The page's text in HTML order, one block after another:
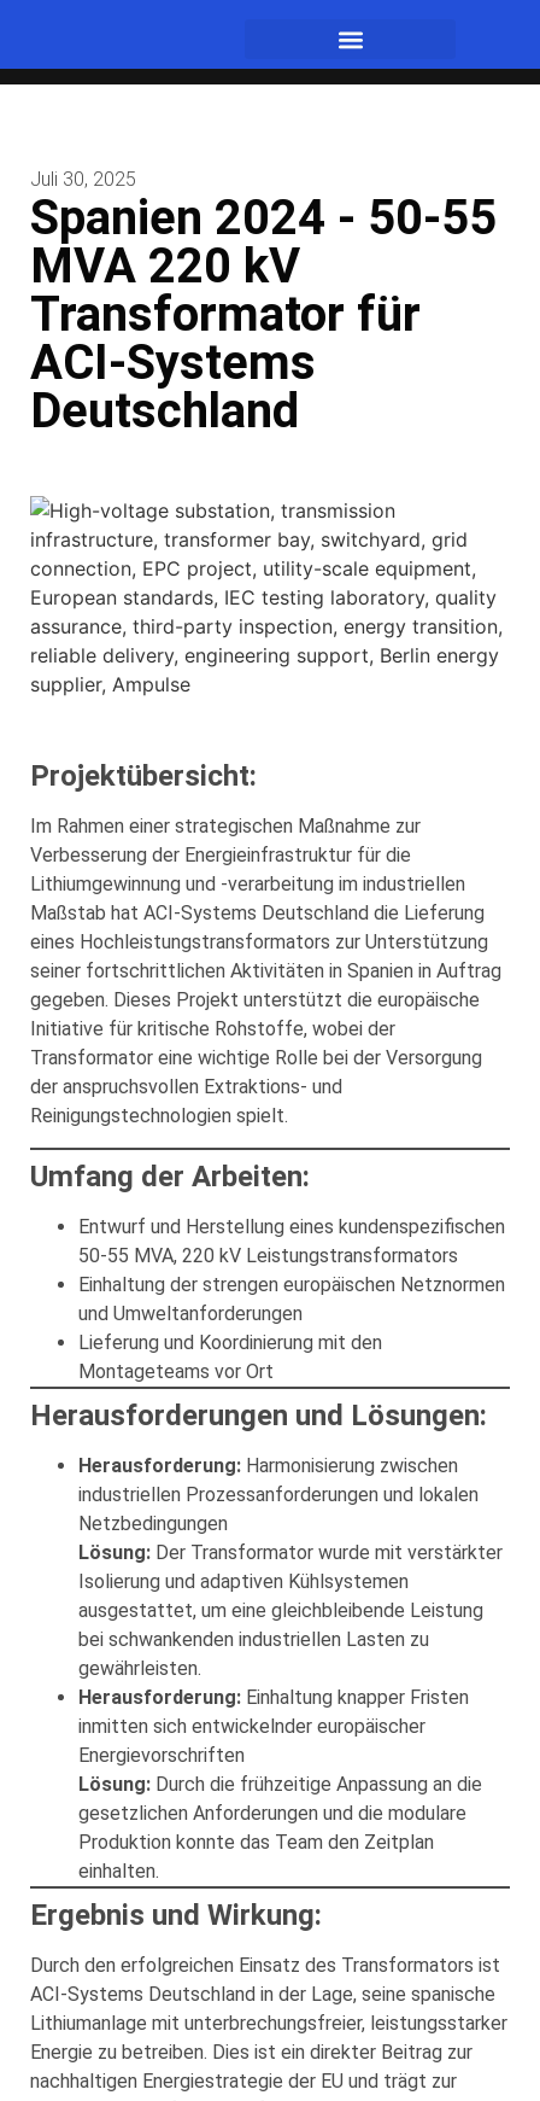
Juli 30, 2025
Spanien 2024 - 50-55
MVA 220 kV
Transformator für
ACI-Systems
Deutschland
Projektübersicht:
Im Rahmen einer strategischen Maßnahme zur
Verbesserung der Energieinfrastruktur für die
Lithiumgewinnung und -verarbeitung im industriellen
Maßstab hat ACI-Systems Deutschland die Lieferung
eines Hochleistungstransformators zur Unterstützung
seiner fortschrittlichen Aktivitäten in Spanien in Auftrag
gegeben. Dieses Projekt unterstützt die europäische
Initiative für kritische Rohstoffe, wobei der
Transformator eine wichtige Rolle bei der Versorgung
der anspruchsvollen Extraktions- und
Reinigungstechnologien spielt.
Umfang der Arbeiten:
Entwurf und Herstellung eines kundenspezifischen
50-55 MVA, 220 kV Leistungstransformators
Einhaltung der strengen europäischen Netznormen
und Umweltanforderungen
Lieferung und Koordinierung mit den
Montageteams vor Ort
Herausforderungen und Lösungen:
Herausforderung: Harmonisierung zwischen
industriellen Prozessanforderungen und lokalen
Netzbedingungen
Lösung: Der Transformator wurde mit verstärkter
Isolierung und adaptiven Kühlsystemen
ausgestattet, um eine gleichbleibende Leistung
bei schwankenden industriellen Lasten zu
gewährleisten.
Herausforderung: Einhaltung knapper Fristen
inmitten sich entwickelnder europäischer
Energievorschriften
Lösung: Durch die frühzeitige Anpassung an die
gesetzlichen Anforderungen und die modulare
Produktion konnte das Team den Zeitplan
einhalten.
Ergebnis und Wirkung:
Durch den erfolgreichen Einsatz des Transformators ist
ACI-Systems Deutschland in der Lage, seine spanische
Lithiumanlage mit unterbrechungsfreier, leistungsstarker
Energie zu betreiben. Dies ist ein direkter Beitrag zur
nachhaltigen Energiestrategie der EU und trägt zur